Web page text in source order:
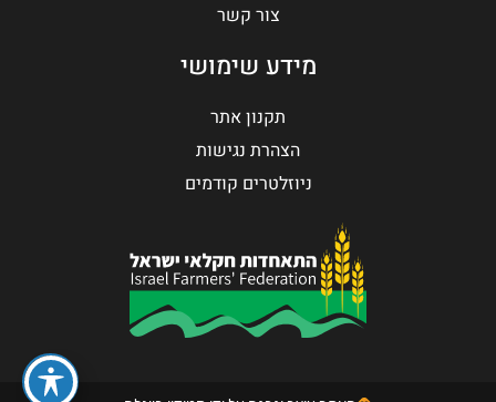
צור קשר
מידע שימושי
תקנון אתר
הצהרת נגישות
ניוזלטרים קודמים